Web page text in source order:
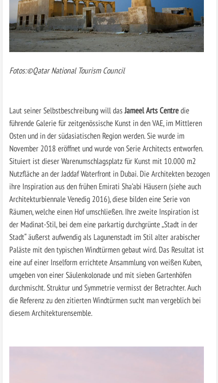
Fotos:©Qatar National Tourism Council
Laut seiner Selbstbeschreibung will dasJameel Arts Centredie
führende Galerie für zeitgenössische Kunst in den VAE, im Mittleren
Osten und in der südasiatischen Region werden. Sie wurde im
November 2018 eröffnet und wurde von Serie Architects entworfen.
Situiert ist dieser Warenumschlagsplatz für Kunst mit 10.000 m2
Nutzfläche an der Jaddaf Waterfront in Dubai. Die Architekten bezogen
ihre Inspiration aus den frühen Emirati Sha’abi Häusern (siehe auch
Architekturbiennale Venedig 2016), diese bilden eine Serie von
Räumen, welche einen Hof umschließen. Ihre zweite Inspiration ist
der Madinat-Stil, bei dem eine parkartig durchgrünte „Stadt in der
Stadt“ äußerst aufwendig als Lagunenstadt im Stil alter arabischer
Paläste mit den typischen Windtürmen gebaut wird. Das Resultat ist
eine auf einer Inselform errichtete Ansammlung von weißen Kuben,
umgeben von einer Säulenkolonade und mit sieben Gartenhöfen
durchmischt. Struktur und Symmetrie vermisst der Betrachter. Auch
die Referenz zu den zitierten Windtürmen sucht man vergeblich bei
diesem Architekturensemble.